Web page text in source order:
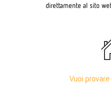
direttamente al sito
Vuoi